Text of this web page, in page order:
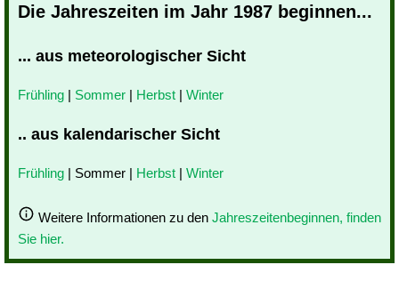
Die Jahreszeiten im Jahr 1987 beginnen...
... aus meteorologischer Sicht
Frühling | Sommer | Herbst | Winter
.. aus kalendarischer Sicht
Frühling | Sommer | Herbst | Winter
Weitere Informationen zu den Jahreszeitenbeginnen, finden
Sie hier.